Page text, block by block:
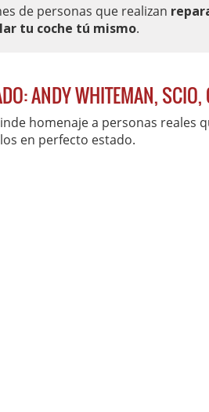
de personas que realizan
tu coche tú mismo.
ANDY WHITEMAN, SCIO,
homenaje a personas reales
en perfecto estado.